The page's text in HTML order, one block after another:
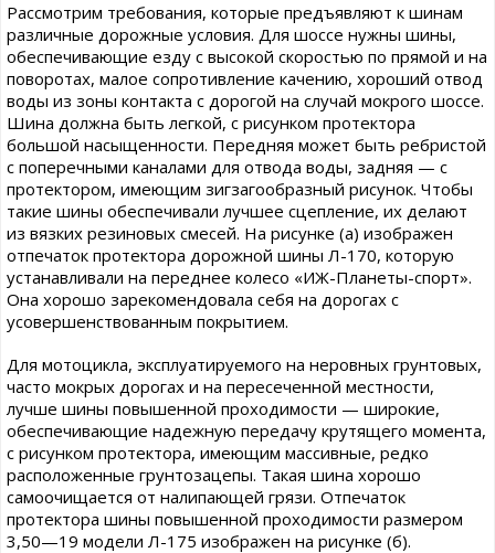
Рассмотрим требования, которые предъявляют к шинам
различные дорожные условия. Для шоссе нужны шины,
обеспечивающие езду с высокой скоростью по прямой и на
поворотах, малое сопротивление качению, хороший отвод
воды из зоны контакта с дорогой на случай мокрого шоссе.
Шина должна быть легкой, с рисунком протектора
большой насыщенности. Передняя может быть ребристой
с поперечными каналами для отвода воды, задняя — с
протектором, имеющим зигзагообразный рисунок. Чтобы
такие шины обеспечивали лучшее сцепление, их делают
из вязких резиновых смесей. На рисунке (а) изображен
отпечаток протектора дорожной шины Л-170, которую
устанавливали на переднее колесо «ИЖ-Планеты-спорт».
Она хорошо зарекомендовала себя на дорогах с
усовершенствованным покрытием.
Для мотоцикла, эксплуатируемого на неровных грунтовых,
часто мокрых дорогах и на пересеченной местности,
лучше шины повышенной проходимости — широкие,
обеспечивающие надежную передачу крутящего момента,
с рисунком протектора, имеющим массивные, редко
расположенные грунтозацепы. Такая шина хорошо
самоочищается от налипающей грязи. Отпечаток
протектора шины повышенной проходимости размером
3,50—19 модели Л-175 изображен на рисунке (б).